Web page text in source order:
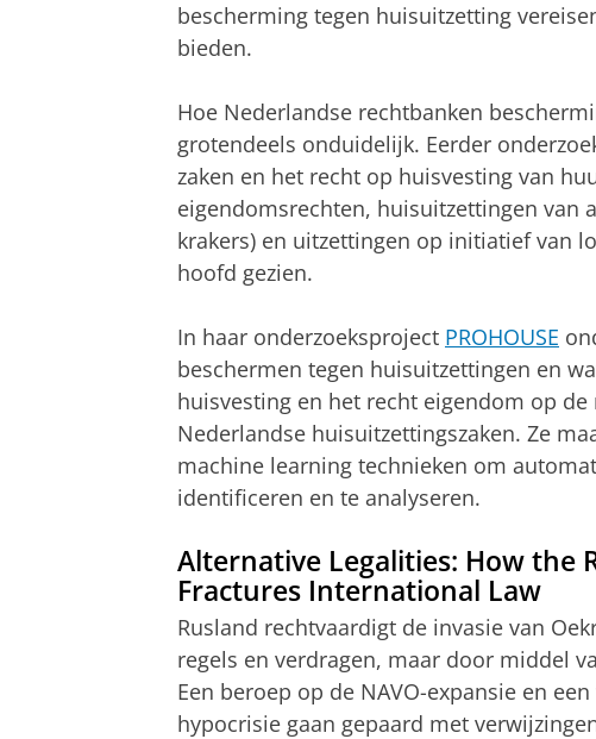
bescherming tegen huisuitzetting
bieden.
Hoe Nederlandse rechtbanken
grotendeels onduidelijk. Eerder
zaken en het recht op huisvesting van
eigendomsrechten, huisuitzettingen van
krakers) en uitzettingen op initiatief van
hoofd gezien.
In haar onderzoeksproject PROHOUSE
beschermen tegen huisuitzettingen en
huisvesting en het recht eigendom op
Nederlandse huisuitzettingszaken. Ze
machine learning technieken om
identificeren en te analyseren.
Alternative Legalities: How the
Fractures International Law
Rusland rechtvaardigt de invasie van
regels en verdragen, maar door middel
Een beroep op de NAVO-expansie en
hypocrisie gaan gepaard met